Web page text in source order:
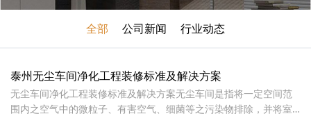
全部 公司新闻 行业动态
泰州无尘车间净化工程装修标准及解决方案
无尘车间净化工程装修标准及解决方案无尘车间是指将一定空间范
围内之空气中的微粒子、有害空气、细菌等之污染物排除，并将室